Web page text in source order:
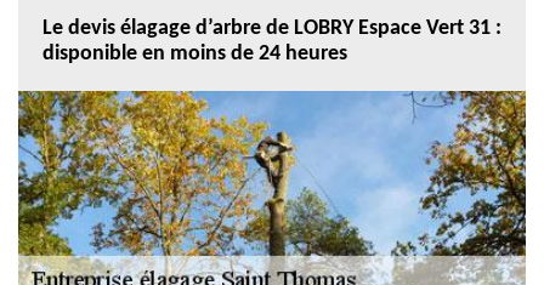
Le devis élagage d’arbre de LOBRY Espace Vert 31 :
disponible en moins de 24 heures